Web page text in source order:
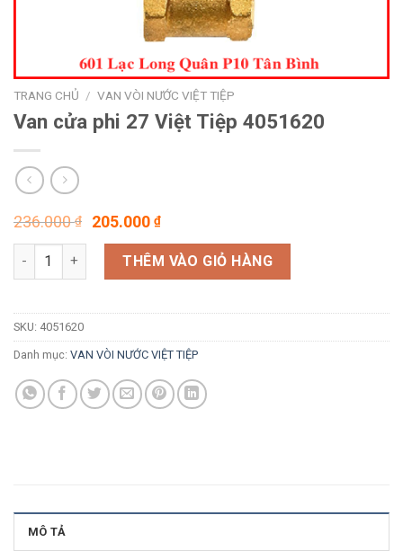
TRANG CHỦ / VAN VÒI NƯỚC VIỆT TIỆP
Van cửa phi 27 Việt Tiệp 4051620
236.000₫
Giá
gốc
236.000 ₫.
205.000₫Giá
hiện
tại
là:
Van cửa phi 27 Việt Tiệp 4051620 số lượng
THÊM VÀO GIỎ HÀNG
SKU: 4051620
Danh mục: VAN VÒI NƯỚC VIỆT TIỆP
MÔ TẢ